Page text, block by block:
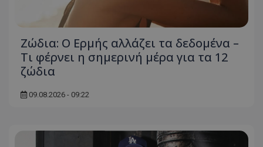
Ζώδια: Ο Ερμής αλλάζει τα δεδομένα –
Τι φέρνει η σημερινή μέρα για τα 12
ζώδια
09.08.2026 - 09:22